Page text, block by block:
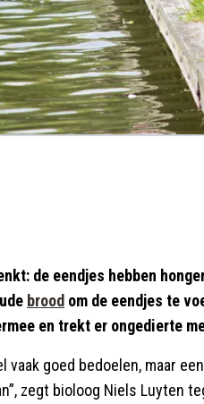
de eendjes hebben
brood om de eendjes te
en trekt er ongedierte
vaak goed bedoelen, maar
zegt bioloog Niels Luyten